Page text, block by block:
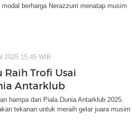
berharga Nerazzurri menatap musim
2025 15:45 WIB
Trofi Usai
Antarklub
hampa dari Piala Dunia Antarklub 2025.
tekanan untuk meraih gelar juara musim